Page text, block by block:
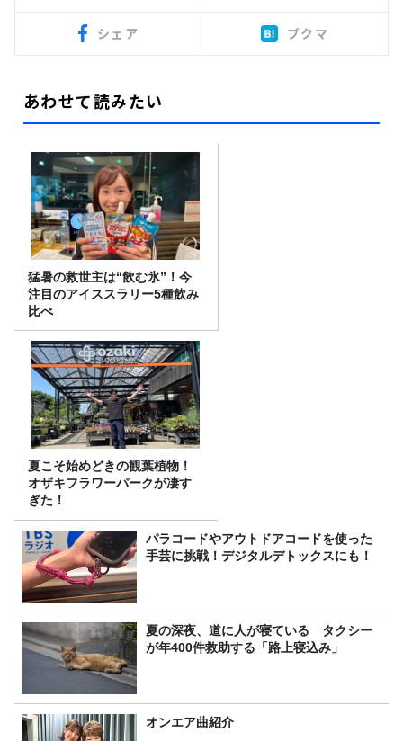
シェア ブクマ
あわせて読みたい
猛暑の救世主は“飲む氷”！今
注目のアイススラリー5種飲み
比べ
夏こそ始めどきの観葉植物！
オザキフラワーパークが凄す
ぎた！
パラコードやアウトドアコードを使った
手芸に挑戦！デジタルデトックスにも！
夏の深夜、道に人が寝ている タクシー
が年400件救助する「路上寝込み」
オンエア曲紹介